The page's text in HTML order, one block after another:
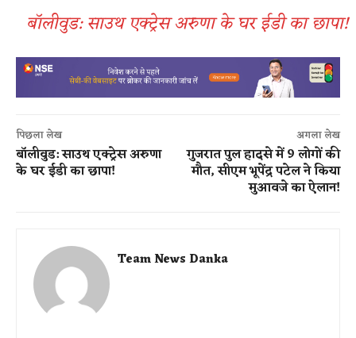
बॉलीवुड: साउथ एक्ट्रेस अरुणा के घर ईडी का छापा!
पिछला लेख
बॉलीवुड: साउथ एक्ट्रेस अरुणा
के घर ईडी का छापा!
अगला लेख
गुजरात पुल हादसे में 9 लोगों की
मौत, सीएम भूपेंद्र पटेल ने किया
मुआवजे का ऐलान!
Team News Danka